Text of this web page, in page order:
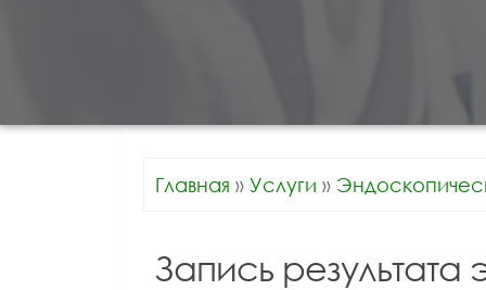
Главная » Услуги »
Запись результата